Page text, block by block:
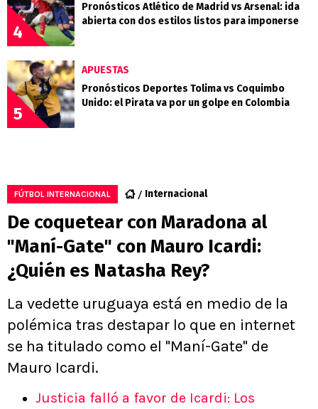
4
Pronósticos Atlético de Madrid vs Arsenal: ida
abierta con dos estilos listos para imponerse
5
APUESTAS
Pronósticos Deportes Tolima vs Coquimbo
Unido: el Pirata va por un golpe en Colombia
FÚTBOL INTERNACIONAL Internacional
De coquetear con Maradona al
"Maní-Gate" con Mauro Icardi:
¿Quién es Natasha Rey?
La vedette uruguaya está en medio de la
polémica tras destapar lo que en internet
se ha titulado como el "Maní-Gate" de
Mauro Icardi.
Justicia falló a favor de Icardi: Los